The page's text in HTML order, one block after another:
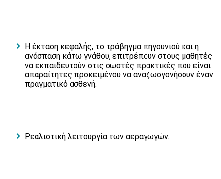
Η έκταση κεφαλής, το τράβηγμα πηγουνιού και η
ανάσπαση κάτω γνάθου, επιτρέπουν στους μαθητές
να εκπαιδευτούν στις σωστές πρακτικές που είναι
απαραίτητες προκειμένου να αναζωογονήσουν έναν
πραγματικό ασθενή.
Ρεαλιστική λειτουργία των αεραγωγών.